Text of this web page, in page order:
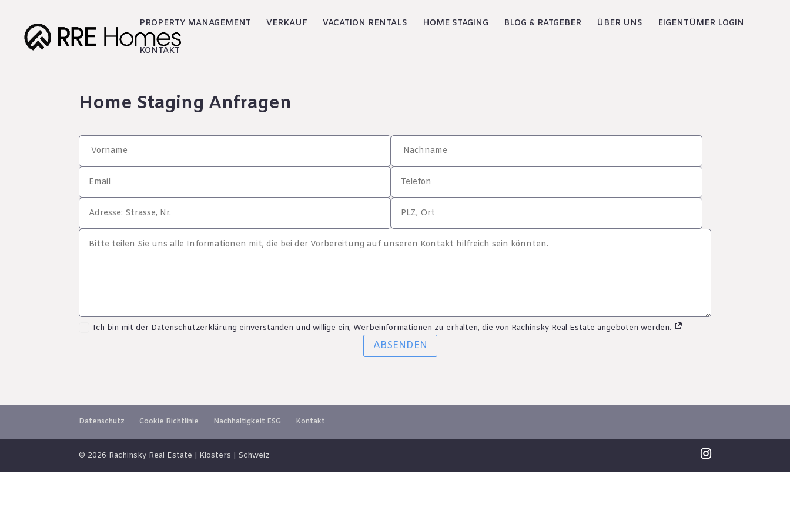
PROPERTY MANAGEMENT VERKAUF VACATION RENTALS HOME STAGING BLOG & RATGEBER ÜBER UNS EIGENTÜMER LOGIN
KONTAKT
Home Staging Anfragen
Ich bin mit der Datenschutzerklärung einverstanden und willige ein, Werbeinformationen zu erhalten, die von Rachinsky Real Estate angeboten werden.
ABSENDEN
Datenschutz Cookie Richtlinie Nachhaltigkeit ESG Kontakt
© 2026 Rachinsky Real Estate | Klosters | Schweiz